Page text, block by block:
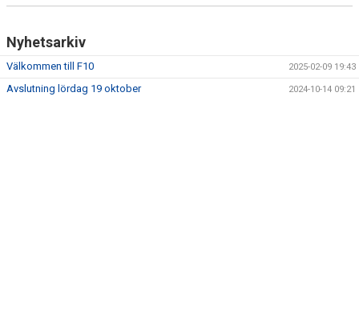
Nyhetsarkiv
Välkommen till F10 2025-02-09 19:43
Avslutning lördag 19 oktober 2024-10-14 09:21